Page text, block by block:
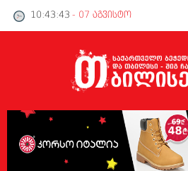
10:43:43 - 07 აგვისტო